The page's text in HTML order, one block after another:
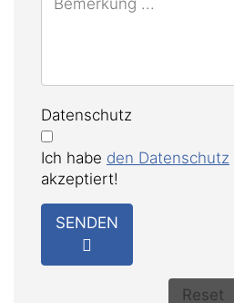
Datenschutz
Ich habe den Datenschutz
akzeptiert!
SENDEN
Reset